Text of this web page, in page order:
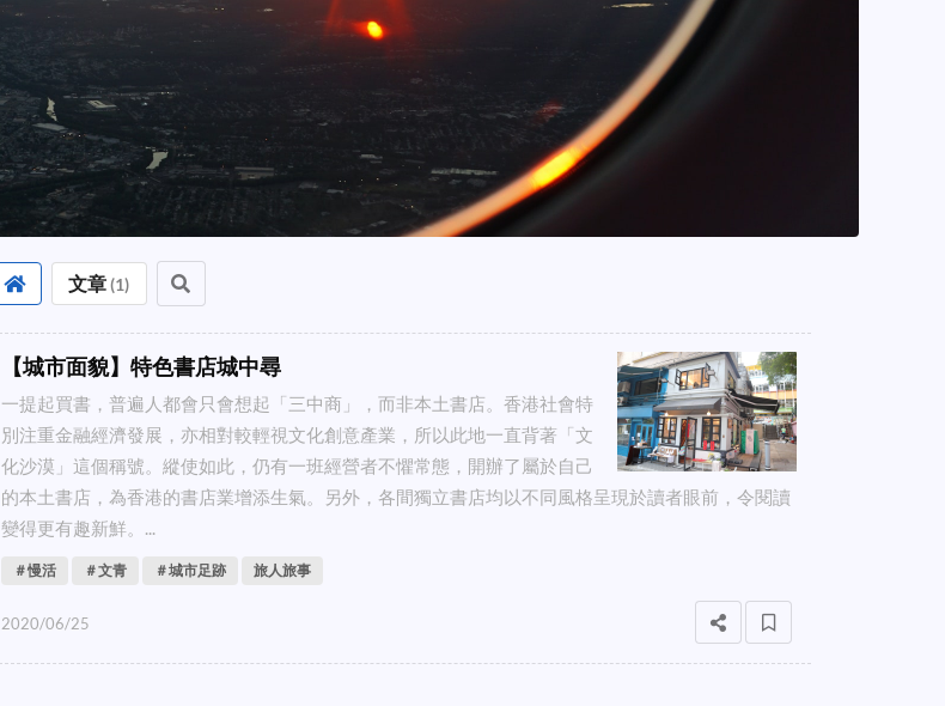
文章 (1)
【城市面貌】特色書店城中尋
一提起買書，普遍人都會只會想起「三中商」，而非本土書店。香港社會特
別注重金融經濟發展，亦相對較輕視文化創意產業，所以此地一直背著「文
化沙漠」這個稱號。縱使如此，仍有一班經營者不懼常態，開辦了屬於自己
的本土書店，為香港的書店業增添生氣。另外，各間獨立書店均以不同風格呈現於讀者眼前，令閱讀
變得更有趣新鮮。...
＃慢活 ＃文青 ＃城市足跡 旅人旅事
2020/06/25